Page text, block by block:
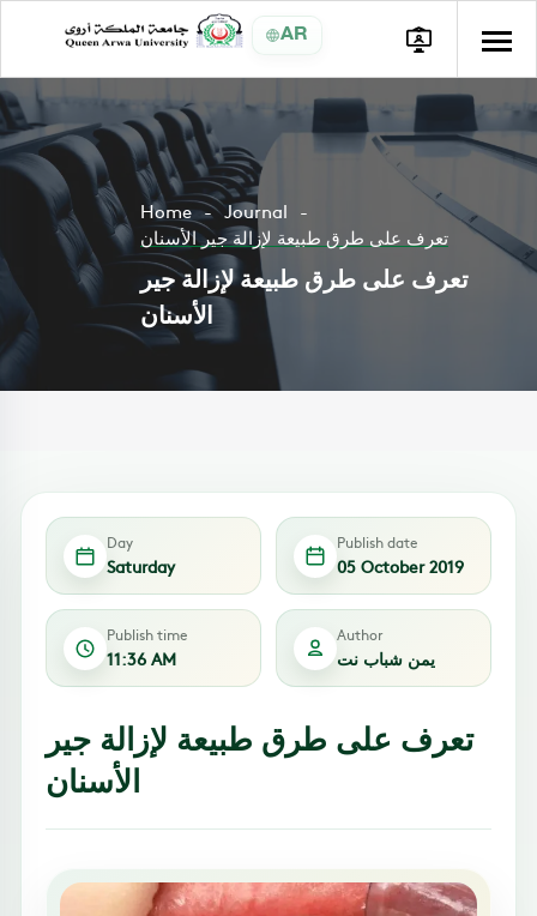
AR
Home
Journal
تعرف على طرق طبيعة لإزالة جير الأسنان
تعرف على طرق طبيعة لإزالة جير
الأسنان
Day
Saturday
Publish date
05 October 2019
Publish time
11:36 AM
Author
يمن شباب نت
تعرف على طرق طبيعة لإزالة جير
الأسنان